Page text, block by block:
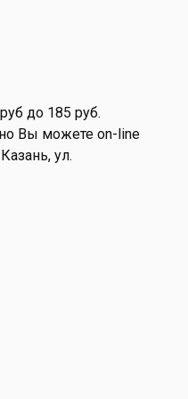
до 185 руб.
Вы можете on-line
ул.